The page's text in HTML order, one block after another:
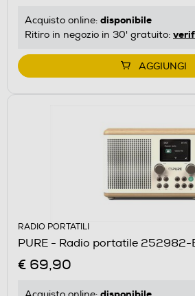
Acquisto online: disponibile
Ritiro in negozio in 30' gratuito:
AGGIUNGI
RADIO PORTATILI
PURE - Radio portatile 252982-
€ 69,90